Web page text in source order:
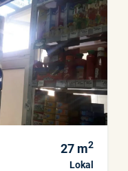
27 m2
Lokal